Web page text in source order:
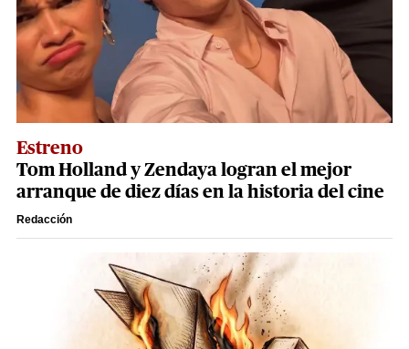
Estreno
Tom Holland y Zendaya logran el mejor
arranque de diez días en la historia del cine
Redacción